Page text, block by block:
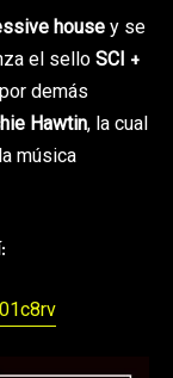
housey se
el selloSCI +
demás
Hawtin, la cual
música